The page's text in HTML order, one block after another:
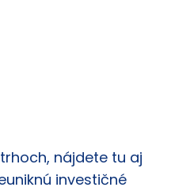
nájdete tu aj